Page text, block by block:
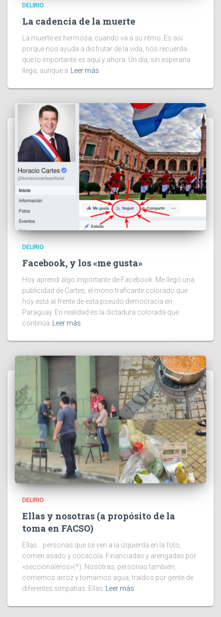
DELIRIO
La cadencia de la muerte
La muerte es hermosa, cuando va a su ritmo. Es así
porque nos ayuda a disfrutar de la vida, nos recuerda
que lo importante es aquí y ahora. Un día, sin esperarla
llega; aunque a
Leer más
DELIRIO
Facebook, y los «me gusta»
Hoy aprendí algo importante de Facebook. Me llegó una
publicidad de Cartes, el mono traficante colorado que
hoy está al frente de esta pseudo democracia en
Paraguay. En realidad es la dictadura colorada que
continúa Leer más
DELIRIO
Ellas y nosotras (a propósito de la
toma en FACSO)
Ellas… personas que se ven a la izquierda en la foto,
comen asado y cocacola. Financiadas y arengadas por
«seccionaleros»(*). Nosotras, personas también,
comemos arroz y tomamos agua, traídos por gente de
diferentes simpatías. Ellas
Leer más